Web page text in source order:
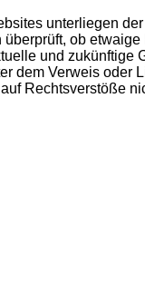
unterliegen
ob
und zukünftige
dem Verweis oder
Rechtsverstöße